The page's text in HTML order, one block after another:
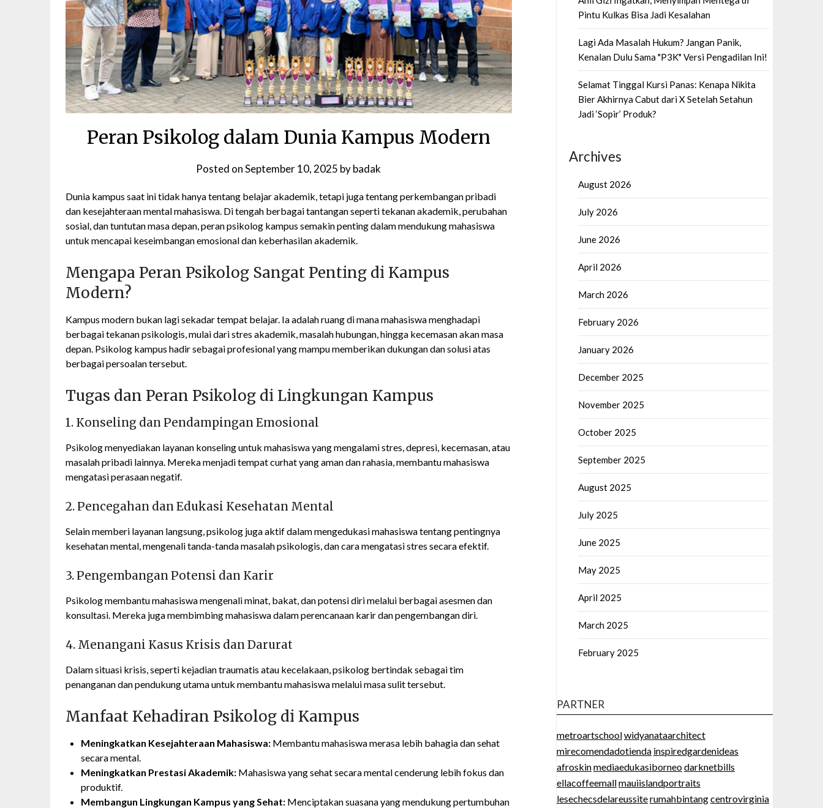
Peran Psikolog dalam Dunia Kampus Modern
Posted onSeptember 10, 2025 bybadak
Dunia kampus saat ini tidak hanya tentang belajar akademik, tetapi juga tentang perkembangan pribadi
dan kesejahteraan mental mahasiswa. Di tengah berbagai tantangan seperti tekanan akademik, perubahan
sosial, dan tuntutan masa depan, peran psikolog kampus semakin penting dalam mendukung mahasiswa
untuk mencapai keseimbangan emosional dan keberhasilan akademik.
Mengapa Peran Psikolog Sangat Penting di Kampus
Modern?
Kampus modern bukan lagi sekadar tempat belajar. Ia adalah ruang di mana mahasiswa menghadapi
berbagai tekanan psikologis, mulai dari stres akademik, masalah hubungan, hingga kecemasan akan masa
depan. Psikolog kampus hadir sebagai profesional yang mampu memberikan dukungan dan solusi atas
berbagai persoalan tersebut.
Tugas dan Peran Psikolog di Lingkungan Kampus
1. Konseling dan Pendampingan Emosional
Psikolog menyediakan layanan konseling untuk mahasiswa yang mengalami stres, depresi, kecemasan, atau
masalah pribadi lainnya. Mereka menjadi tempat curhat yang aman dan rahasia, membantu mahasiswa
mengatasi perasaan negatif.
2. Pencegahan dan Edukasi Kesehatan Mental
Selain memberi layanan langsung, psikolog juga aktif dalam mengedukasi mahasiswa tentang pentingnya
kesehatan mental, mengenali tanda-tanda masalah psikologis, dan cara mengatasi stres secara efektif.
3. Pengembangan Potensi dan Karir
Psikolog membantu mahasiswa mengenali minat, bakat, dan potensi diri melalui berbagai asesmen dan
konsultasi. Mereka juga membimbing mahasiswa dalam perencanaan karir dan pengembangan diri.
4. Menangani Kasus Krisis dan Darurat
Dalam situasi krisis, seperti kejadian traumatis atau kecelakaan, psikolog bertindak sebagai tim
penanganan dan pendukung utama untuk membantu mahasiswa melalui masa sulit tersebut.
Manfaat Kehadiran Psikolog di Kampus
Meningkatkan Kesejahteraan Mahasiswa: Membantu mahasiswa merasa lebih bahagia dan sehat
secara mental.
Meningkatkan Prestasi Akademik: Mahasiswa yang sehat secara mental cenderung lebih fokus dan
produktif.
Membangun Lingkungan Kampus yang Sehat: Menciptakan suasana yang mendukung pertumbuhan
Pintu Kulkas Bisa Jadi Kesalahan
Lagi Ada Masalah Hukum? Jangan Panik,
Kenalan Dulu Sama "P3K" Versi Pengadilan Ini!
Selamat Tinggal Kursi Panas: Kenapa Nikita
Bier Akhirnya Cabut dari X Setelah Setahun
Jadi ‘Sopir’ Produk?
Archives
August 2026
July 2026
June 2026
April 2026
March 2026
February 2026
January 2026
December 2025
November 2025
October 2025
September 2025
August 2025
July 2025
June 2025
May 2025
April 2025
March 2025
February 2025
PARTNER
metroartschoolwidyanataarchitect
mirecomendadotienda inspiredgardenideas
afroskinmediaedukasiborneodarknetbills
ellacoffeemallmauiislandportraits
lesechecsdelareussiterumahbintangcentrovirginia